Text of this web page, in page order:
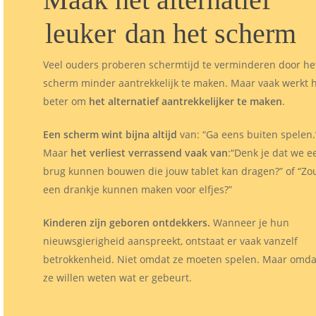
leuker dan het scherm
Veel ouders proberen schermtijd te verminderen door
scherm minder aantrekkelijk te maken. Maar vaak werkt
beter om het alternatief aantrekkelijker te maken.
Een scherm wint bijna altijd van: “Ga eens buiten
Maar het verliest verrassend vaak van:“Denk je dat we
brug kunnen bouwen die jouw tablet kan dragen?” of
een drankje kunnen maken voor elfjes?”
Kinderen zijn geboren ontdekkers. Wanneer je hun
nieuwsgierigheid aanspreekt, ontstaat er vaak vanzelf
betrokkenheid. Niet omdat ze moeten spelen. Maar
ze willen weten wat er gebeurt.